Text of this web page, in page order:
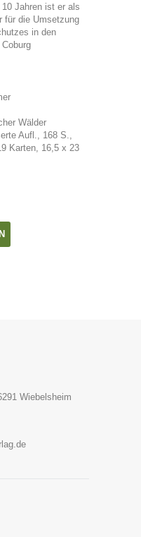
Jahren ist er als
für die Umsetzung
in den
Wälder
Aufl., 168 S.,
Karten, 16,5 x 23
Wiebelsheim